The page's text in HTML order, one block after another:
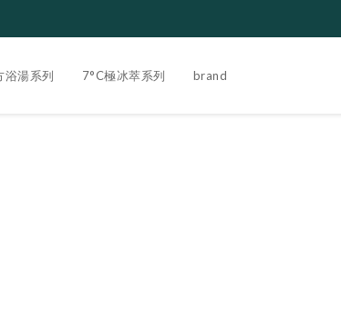
浴湯系列 7°C極冰萃系列 brand